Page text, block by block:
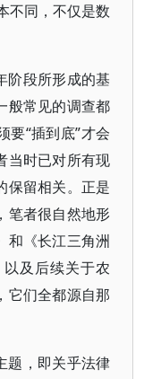
同，不仅是数
阶段所形成的基
般常见的调查都
要“插到底”才会
当时已对所有现
保留相关。正是
笔者很自然地形
和《长江三角洲
及后续关于农
它们全都源自那
题，即关乎法律